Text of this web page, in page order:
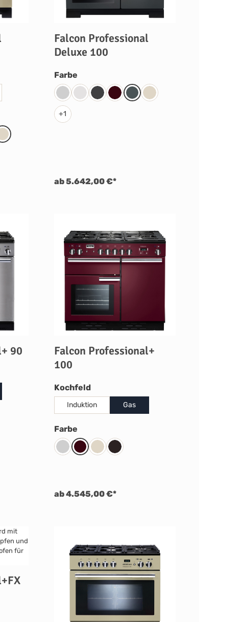
Cream
Falcon Professional
Deluxe 100
Farbeauswählen
SteelWhiteCharcoal Black
Cranberry
SlateCream
+1
ab 5.642,00 €*
90
Falcon Professional+
100
Kochfeldauswählen
Induktion Gas
Farbeauswählen
SteelCranberry
CreamBlack
ab 4.545,00 €*